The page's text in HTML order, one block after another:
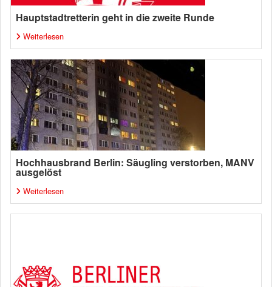
Hauptstadtretterin geht in die zweite Runde
Weiterlesen
Hochhausbrand Berlin: Säugling verstorben, MANV
ausgelöst
Weiterlesen